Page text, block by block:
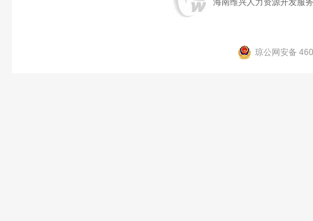
海南维兴人力资源开发服
琼公网安备